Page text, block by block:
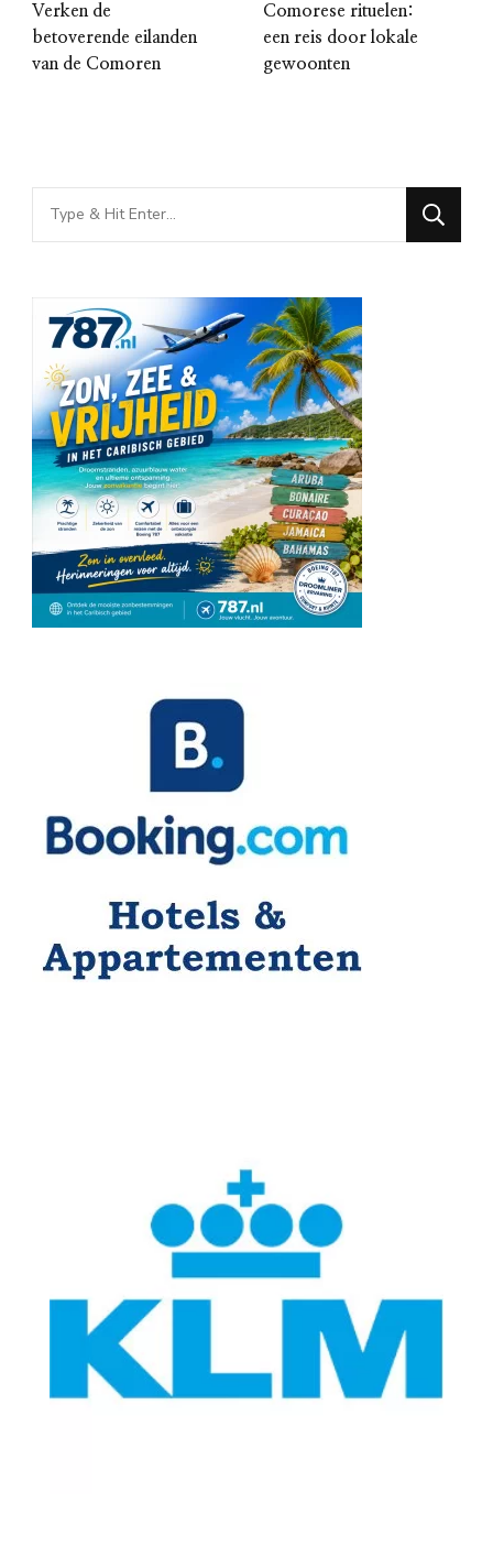
Verken de
betoverende eilanden
van de Comoren
Comorese rituelen:
een reis door lokale
gewoonten
Looking
for